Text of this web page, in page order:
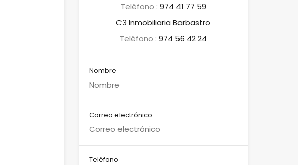
Teléfono : 974 41 77 59
C3 Inmobiliaria Barbastro
Teléfono :974 56 42 24
Nombre
Correo electrónico
Teléfono